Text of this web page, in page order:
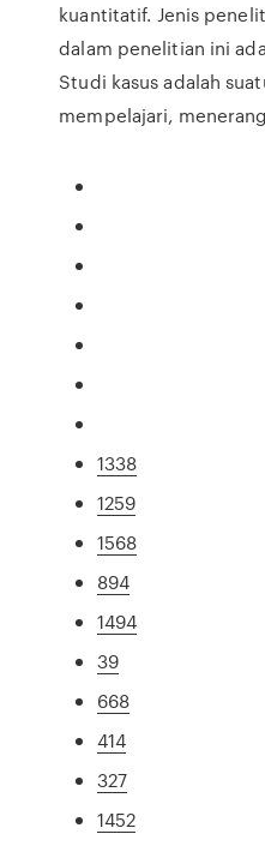
kuantitatif. Jenis
dalam penelitian ini
Studi kasus adalah
mempelajari,
1338
1259
1568
894
1494
39
668
414
327
1452